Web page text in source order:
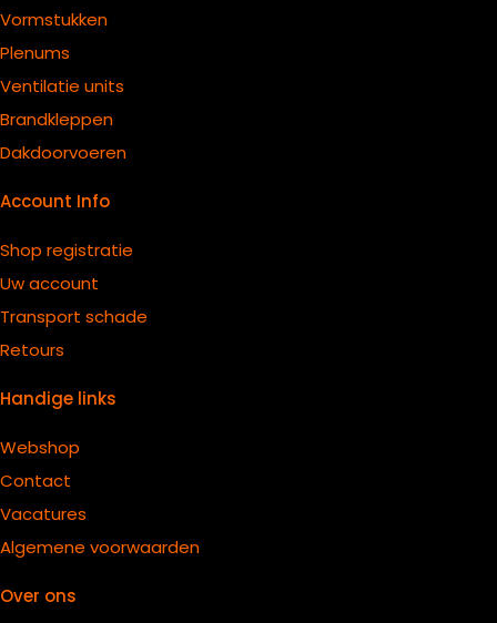
Vormstukken
Plenums
Ventilatie units
Brandkleppen
Dakdoorvoeren
Account Info
Shop registratie
Uw account
Transport schade
Retours
Handige links
Webshop
Contact
Vacatures
Algemene voorwaarden
Over ons